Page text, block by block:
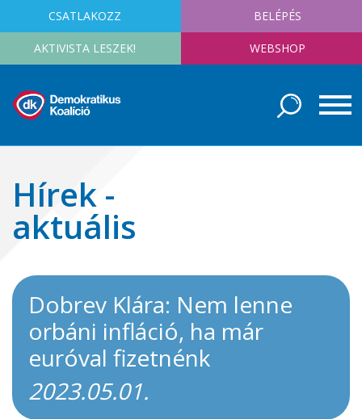
CSATLAKOZZ BELÉPÉS
AKTIVISTA LESZEK! WEBSHOP
Hírek -
aktuális
Dobrev Klára: Nem lenne
orbáni infláció, ha már
euróval fizetnénk
2023.05.01.